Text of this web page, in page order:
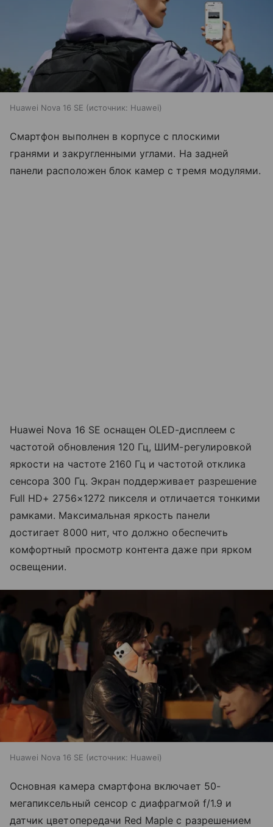
Huawei Nova 16 SE источник: Huawei
Смартфон выполнен в корпусе с плоскими
гранями и закругленными углами. На задней
панели расположен блок камер с тремя модулями.
Huawei Nova 16 SE оснащен OLED-дисплеем с
частотой обновления 120 Гц, ШИМ-регулировкой
яркости на частоте 2160 Гц и частотой отклика
сенсора 300 Гц. Экран поддерживает разрешение
Full HD+ 2756×1272 пикселя и отличается тонкими
рамками. Максимальная яркость панели
достигает 8000 нит, что должно обеспечить
комфортный просмотр контента даже при ярком
освещении.
Huawei Nova 16 SE источник: Huawei
Основная камера смартфона включает 50-
мегапиксельный сенсор с диафрагмой f/1.9 и
датчик цветопередачи Red Maple с разрешением